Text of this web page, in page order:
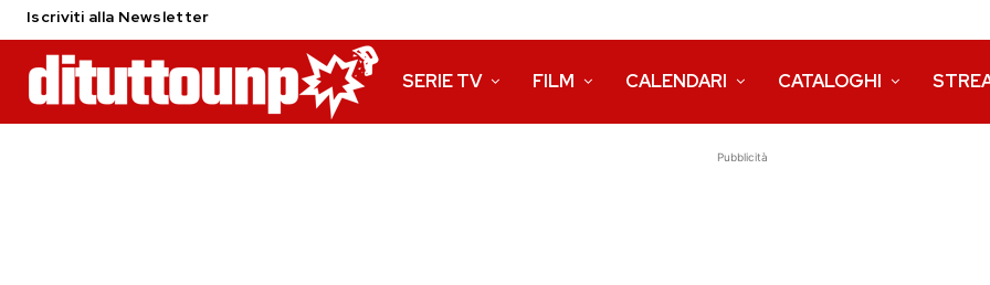
Iscriviti alla Newsletter
SERIE TV FILM CALENDARI CATALOGHI
Pubblicità